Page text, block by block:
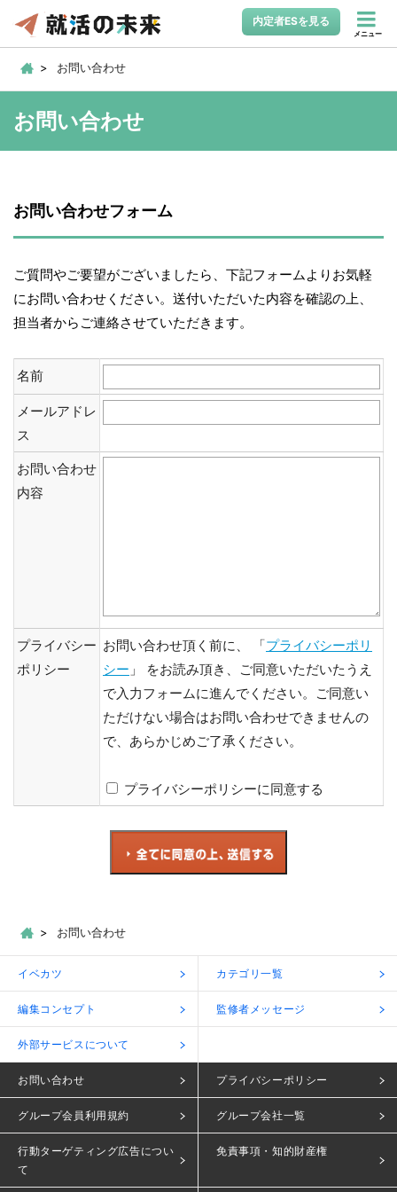
内定者ESを見る
メニュー
お問い合わせ
お問い合わせ
お問い合わせフォーム
ご質問やご要望がございましたら、下記フォームよりお気軽
にお問い合わせください。送付いただいた内容を確認の上、
担当者からご連絡させていただきます。
名前
メールアドレ
ス
お問い合わせ
内容
プライバシー
ポリシー
お問い合わせ頂く前に、 「プライバシーポリ
シー 」 をお読み頂き、ご同意いただいたうえ
で入力フォームに進んでください。ご同意い
ただけない場合はお問い合わせできませんの
で、あらかじめご了承ください。
プライバシーポリシーに同意する
お問い合わせ
イベカツ カテゴリ一覧
編集コンセプト 監修者メッセージ
外部サービスについて
お問い合わせ プライバシーポリシー
グループ会員利用規約 グループ会社一覧
行動ターゲティング広告につい
て
免責事項・知的財産権